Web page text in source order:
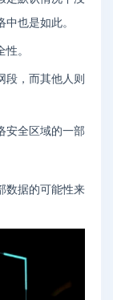
也是如此。
。
段，而其他人则
安全区域的一部
数据的可能性来